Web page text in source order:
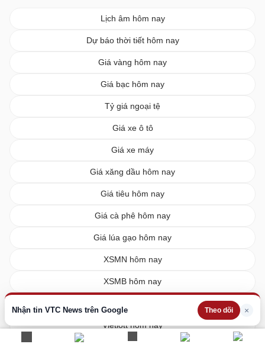
Nhận tin VTC News trên Google Theo dõi ×
Lịch âm hôm nay
Dự báo thời tiết hôm nay
Giá vàng hôm nay
Giá bạc hôm nay
Tỷ giá ngoại tệ
Giá xe ô tô
Giá xe máy
Giá xăng dầu hôm nay
Giá tiêu hôm nay
Giá cà phê hôm nay
Giá lúa gạo hôm nay
XSMN hôm nay
XSMB hôm nay
Vietlott hôm nay